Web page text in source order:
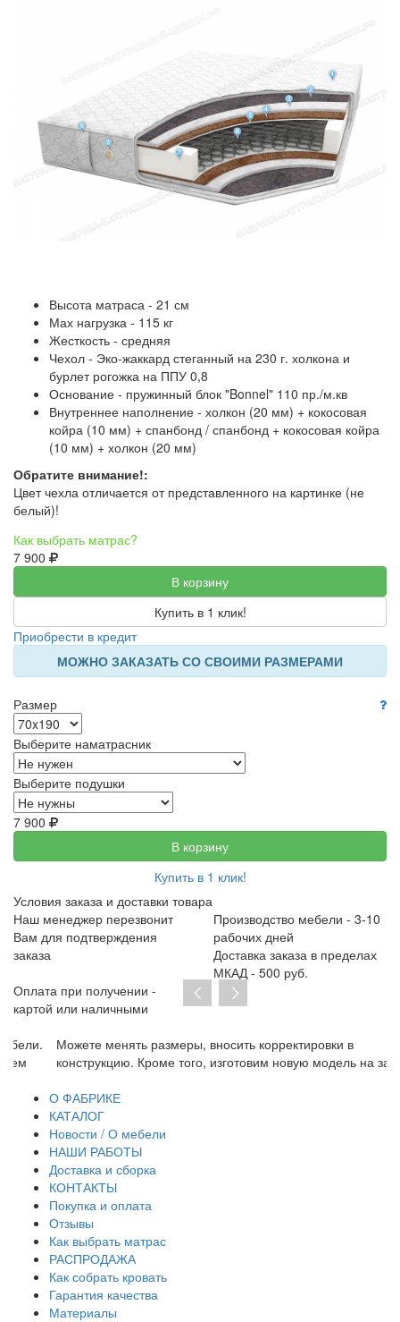
Высота матраса - 21 см
Мах нагрузка - 115 кг
Жесткость - средняя
Чехол - Эко-жаккард стеганный на 230 г. холкона и
бурлет рогожка на ППУ 0,8
Основание - пружинный блок "Bonnel" 110 пр./м.кв
Внутреннее наполнение - холкон (20 мм) + кокосовая
койра (10 мм) + спанбонд / спанбонд + кокосовая койра
(10 мм) + холкон (20 мм)
Обратите внимание!:
Цвет чехла отличается от представленного на картинке (не
белый)!
Как выбрать матрас?
7 900
В корзину
Купить в 1 клик!
Приобрести в кредит
МОЖНО ЗАКАЗАТЬ СО СВОИМИ РАЗМЕРАМИ
Размер
Выберите наматрасник
Выберите подушки
7 900
В корзину
Купить в 1 клик!
Условия заказа и доставки товара
Наш менеджер перезвонит
Вам для подтверждения
заказа
Производство мебели - 3-10
рабочих дней
Доставка заказа в пределах
МКАД - 500 руб.
Оплата при получении -
картой или наличными
Можете менять размеры, вносить корректировки в
конструкцию. Кроме того, изготовим новую модель на заказ
О ФАБРИКЕ
КАТАЛОГ
Новости / О мебели
НАШИ РАБОТЫ
Доставка и сборка
КОНТАКТЫ
Покупка и оплата
Отзывы
Как выбрать матрас
РАСПРОДАЖА
Как собрать кровать
Гарантия качества
Материалы